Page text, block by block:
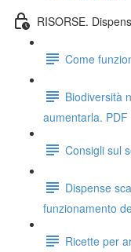
RISORSE.
Come
Biodiversità
aumentarla. PDF
Consigli sul
Dispense
funzionamento
Ricette per